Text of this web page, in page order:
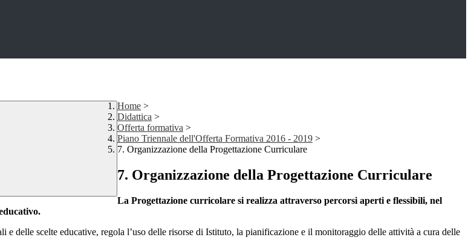
Home >
Didattica >
Offerta formativa >
Piano Triennale dell'Offerta Formativa 2016 - 2019 >
7. Organizzazione della Progettazione Curriculare
7. Organizzazione della Progettazione Curriculare
La Progettazione curricolare si realizza attraverso percorsi aperti e flessibili, nel
delle scelte educative, regola l’uso delle risorse di Istituto, la pianificazione e il monitoraggio delle attività a cura delle